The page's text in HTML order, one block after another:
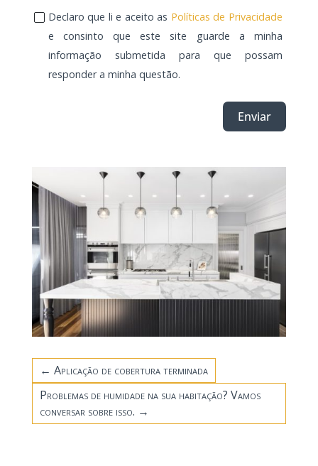
Declaro que li e aceito as Políticas de Privacidade
e consinto que este site guarde a minha
informação submetida para que possam
responder a minha questão.
Enviar
← Aplicação de cobertura terminada
Problemas de humidade na sua habitação? Vamos
conversar sobre isso. →